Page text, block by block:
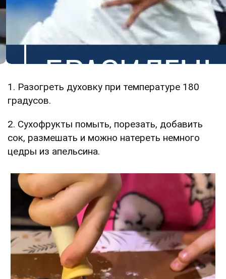
1. Разогреть духовку при температуре 180
градусов.
2. Сухофрукты помыть, порезать, добавить
сок, размешать и можно натереть немного
цедры из апельсина.